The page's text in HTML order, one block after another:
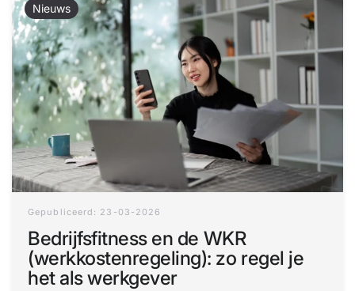
Nieuws
Gepubliceerd: 23-03-2026
Bedrijfsfitness en de WKR
(werkkostenregeling): zo regel je
het als werkgever